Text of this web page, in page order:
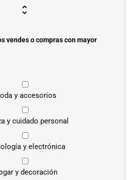
vendes o compras con mayor
y accesorios
y cuidado personal
y electrónica
y decoración